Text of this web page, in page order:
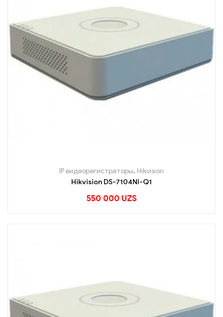
IP видеорегистраторы, Hikvision
Hikvision DS-7104NI-Q1
550 000 UZS